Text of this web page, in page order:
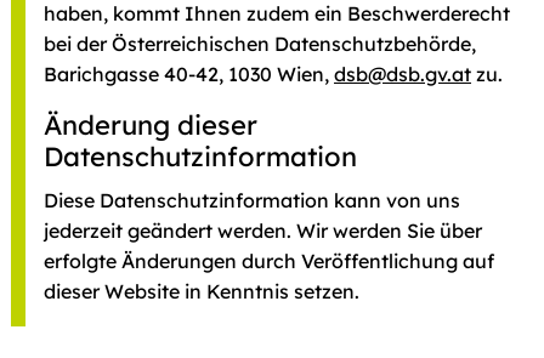
haben, kommt Ihnen zudem ein Beschwerderecht
bei der Österreichischen Datenschutzbehörde,
Barichgasse 40-42, 1030 Wien, dsb@dsb.gv.at zu.
Änderung dieser
Datenschutzinformation
Diese Datenschutzinformation kann von uns
jederzeit geändert werden. Wir werden Sie über
erfolgte Änderungen durch Veröffentlichung auf
dieser Website in Kenntnis setzen.